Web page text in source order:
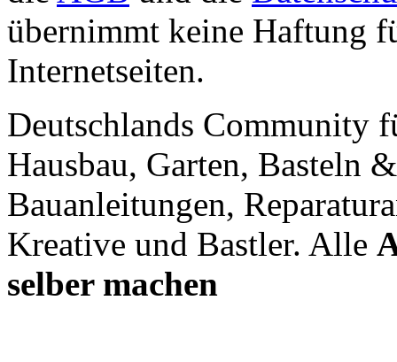
übernimmt keine Haftung
Internetseiten.
Deutschlands Community
Hausbau, Garten, Basteln
Bauanleitungen,
Kreative und Bastler. Alle
selber machen